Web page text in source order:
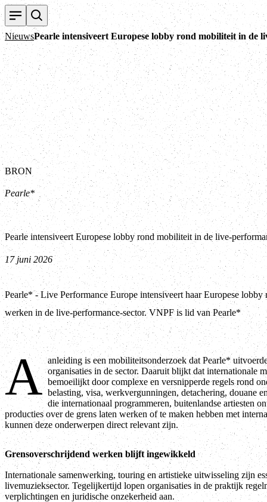
NieuwsPearle intensiveert Europese lobby rond mobiliteit in de
BRON
Pearle*
Pearle intensiveert Europese lobby rond mobiliteit in de live-
17 juni 2026
Pearle* - Live Performance Europe intensiveert haar Europese lobby
werken in de live-performance-sector. VNPF is lid van Pearle*
A anleiding is een mobiliteitsonderzoek dat Pearle*
organisaties in de sector. Daaruit blijkt dat internationale
bemoeilijkt door complexe en versnipperde regels rond
belasting, visa, werkvergunningen, detachering, douane
die internationaal programmeren, buitenlandse artiesten
producties over de grens laten werken of te maken hebben met
kunnen deze onderwerpen direct relevant zijn.
Grensoverschrijdend werken blijft ingewikkeld
Internationale samenwerking, touring en artistieke uitwisseling zijn
livemuzieksector. Tegelijkertijd lopen organisaties in de praktijk
verplichtingen en juridische onzekerheid aan.